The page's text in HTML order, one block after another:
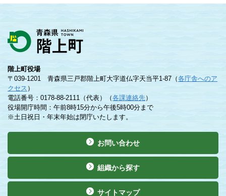
階上町役場
〒039-1201 青森県三戸郡階上町大字道仏字天当平1-87（各庁舎へのア
クセス ）
電話番号：0178-88-2111（代表）（各課連絡先）
役場開庁時間：午前8時15分から午後5時00分まで
※土日祝日・年末年始は閉庁いたします。
お問い合わせ
組織から探す
サイトマップ